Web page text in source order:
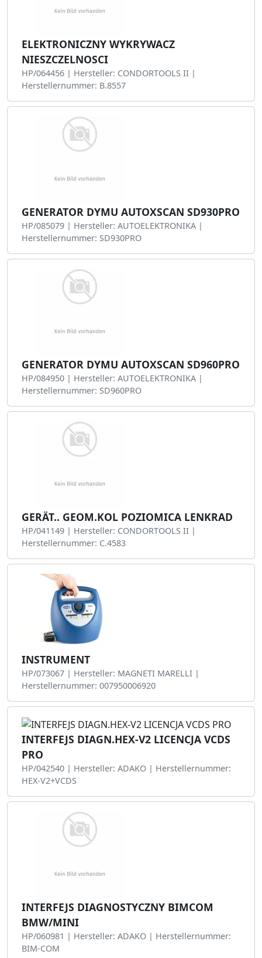
ELEKTRONICZNY WYKRYWACZ
NIESZCZELNOSCI
HP/064456 | Hersteller: CONDORTOOLS II |
Herstellernummer: B.8557
GENERATOR DYMU AUTOXSCAN SD930PRO
HP/085079 | Hersteller: AUTOELEKTRONIKA |
Herstellernummer: SD930PRO
GENERATOR DYMU AUTOXSCAN SD960PRO
HP/084950 | Hersteller: AUTOELEKTRONIKA |
Herstellernummer: SD960PRO
GERÄT.. GEOM.KOL POZIOMICA LENKRAD
HP/041149 | Hersteller: CONDORTOOLS II |
Herstellernummer: C.4583
INSTRUMENT
HP/073067 | Hersteller: MAGNETI MARELLI |
Herstellernummer: 007950006920
INTERFEJS DIAGN.HEX-V2 LICENCJA VCDS
PRO
HP/042540 | Hersteller: ADAKO | Herstellernummer:
HEX-V2+VCDS
INTERFEJS DIAGNOSTYCZNY BIMCOM
BMW/MINI
HP/060981 | Hersteller: ADAKO | Herstellernummer:
BIM-COM